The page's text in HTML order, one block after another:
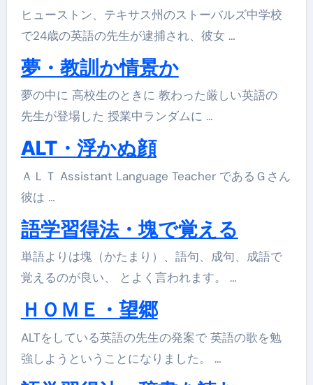
ヒューストン、テキサス州のストーバルズ中学校
で24歳の英語の先生が逮捕され、彼女 …
夢・教訓か情景か
夢の中に 高校生のときに 教わった厳しい英語の
先生が登場した 授業中ランダムに …
ALT・浮かぬ顔
ＡＬＴ Assistant Language Teacher であるＧさん
彼は …
語学習得法・塊で覚える
単語よりは塊（かたまり）、語句、成句、成語で
覚えるのが良い、 とよく言われます。 …
ＨＯＭＥ・望郷
ALTをしている英語の先生の発案で 英語の歌を勉
強しようということになりました。 …